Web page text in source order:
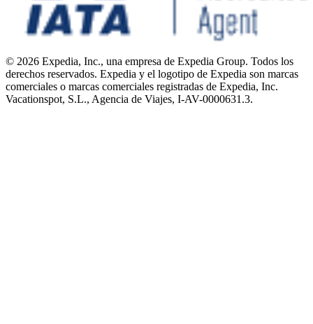
© 2026 Expedia, Inc., una empresa de Expedia Group. Todos los
derechos reservados. Expedia y el logotipo de Expedia son marcas
comerciales o marcas comerciales registradas de Expedia, Inc.
Vacationspot, S.L., Agencia de Viajes, I-AV-0000631.3.